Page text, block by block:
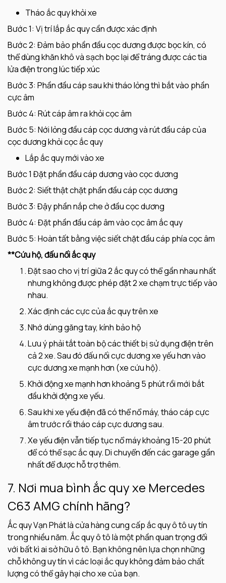
Tháo ắc quy khỏi xe
Bước 1: Vị trí lắp ắc quy cần được xác định
Bước 2: Đảm bảo phần đầu cọc dương được bọc kín, có
thể dùng khăn khô và sạch bọc lại để tráng được các tia
lửa điện trong lúc tiếp xúc
Bước 3: Phần đầu cáp sau khi tháo lỏng thì bắt vào phần
cực âm
Bước 4: Rút cáp âm ra khỏi cọc âm
Bước 5: Nới lỏng đầu cáp cọc dương và rút đầu cáp của
cọc dương khỏi cọc ắc quy
Lắp ắc quy mới vào xe
Bước 1 Đặt phần đầu cáp dương vào cọc dương
Bước 2: Siết thật chặt phần đầu cáp cọc dương
Bước 3: Đậy phần nắp che ở đầu cọc dương
Bước 4: Đặt phần đầu cáp âm vào cọc âm ắc quy
Bước 5: Hoàn tất bằng việc siết chặt đầu cáp phía cọc âm
**Cứu hộ, đấu nối ắc quy
Đặt sao cho vị trí giữa 2 ắc quy có thể gần nhau nhất
nhưng không được phép đặt 2 xe chạm trực tiếp vào
nhau.
Xác định các cực của ắc quy trên xe
Nhớ dùng găng tay, kính bảo hộ
Lưu ý phải tắt toàn bộ các thiết bị sử dụng điện trên
cả 2 xe. Sau đó đấu nối cực dương xe yếu hơn vào
cực dương xe mạnh hơn (xe cứu hộ).
Khởi động xe mạnh hơn khoảng 5 phút rồi mới bắt
đầu khởi động xe yếu.
Sau khi xe yếu điện đã có thể nổ máy, tháo cáp cực
âm trước rồi tháo cáp cực dương sau.
Xe yếu điện vẫn tiếp tục nổ máy khoảng 15-20 phút
để có thể sạc ắc quy. Di chuyển đến các garage gần
nhất để được hỗ trợ thêm.
7. Nơi mua bình ắc quy xe Mercedes
C63 AMG chính hãng?
Ắc quy Vạn Phát là cửa hàng cung cấp ắc quy ô tô uy tín
trong nhiều năm. Ắc quy ô tô là một phần quan trọng đối
với bất kì ai sở hữu ô tô. Bạn không nên lựa chọn những
chỗ không uy tín vì các loại ắc quy không đảm bảo chất
lượng có thể gây hại cho xe của bạn.